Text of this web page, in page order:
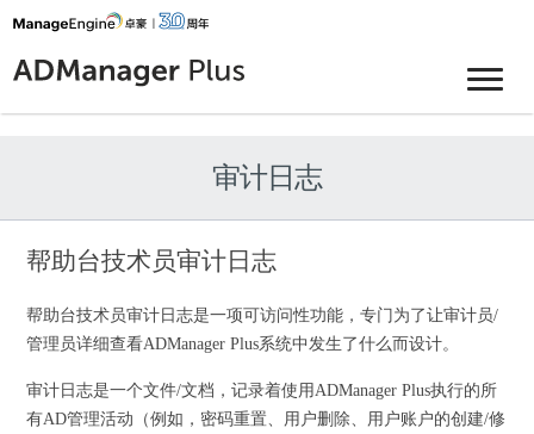
审计日志
帮助台技术员审计日志
帮助台技术员审计日志是一项可访问性功能，专门为了让审计员/
管理员详细查看ADManager Plus系统中发生了什么而设计。
审计日志是一个文件/文档，记录着使用ADManager Plus执行的所
有AD管理活动（例如，密码重置、用户删除、用户账户的创建/修